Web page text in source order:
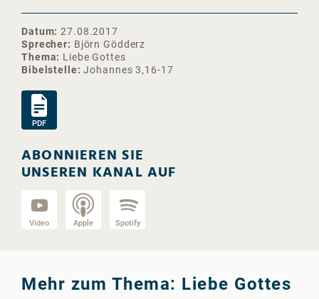
Datum 27.08.2017
Sprecher
Björn Gödderz
Thema
Liebe Gottes
Bibelstelle Johannes 3,16-17
PDF
ABONNIEREN SIE
UNSEREN KANAL AUF
Video Apple Spotify
Mehr zum Thema: Liebe Gottes